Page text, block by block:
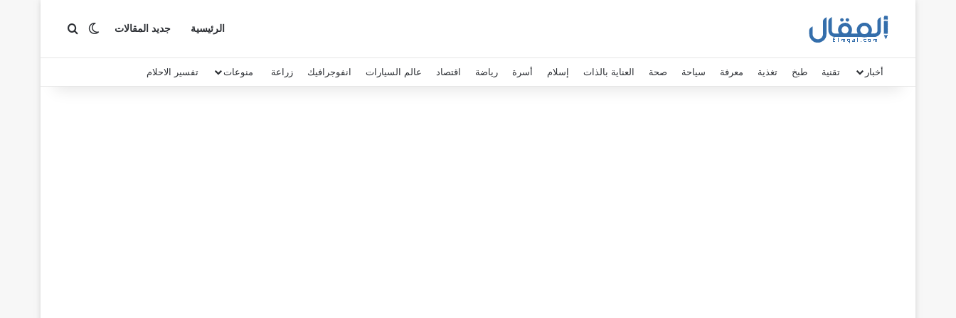
الرئيسية جديد المقالات الوضع المظلم
بحث عن
أخبار تقنية طبخ تغذية معرفة سياحة صحة العناية بالذات إسلام أسرة رياضة اقتصاد عالم السيارات انفوجرافيك زراعة منوعات تفسير الاحلام